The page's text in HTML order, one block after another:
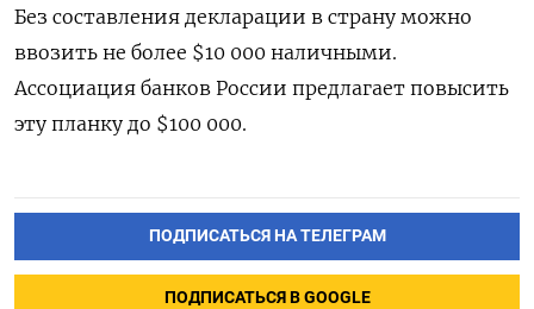
Без составления декларации в страну можно
ввозить не более $10 000 наличными.
Ассоциация банков России предлагает повысить
эту планку до $100 000.
ПОДПИСАТЬСЯ НА ТЕЛЕГРАМ
ПОДПИСАТЬСЯ В GOOGLE